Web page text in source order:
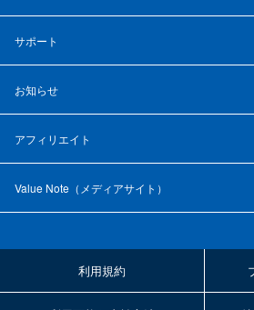
サポート
お知らせ
アフィリエイト
Value Note（ メディアサイト ）
利用規約